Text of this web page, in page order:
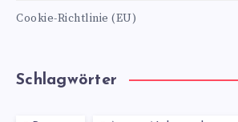
Cookie-Richtlinie (EU)
Schlagwörter